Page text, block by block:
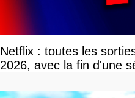
Netflix : toutes les
2026, avec la fin d'une